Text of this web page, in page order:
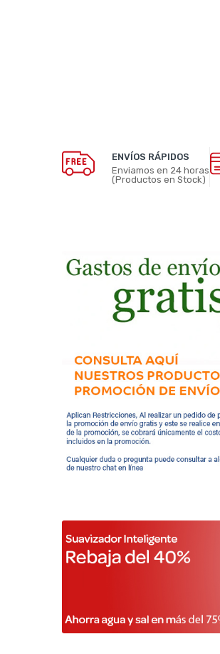
ENVÍOS RÁPIDOS
Enviamos en 24 horas
(Productos en Stock)